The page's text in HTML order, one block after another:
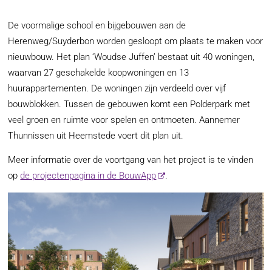
De voormalige school en bijgebouwen aan de
Herenweg/Suyderbon worden gesloopt om plaats te maken voor
nieuwbouw. Het plan ‘Woudse Juffen’ bestaat uit 40 woningen,
waarvan 27 geschakelde koopwoningen en 13
huurappartementen. De woningen zijn verdeeld over vijf
bouwblokken. Tussen de gebouwen komt een Polderpark met
veel groen en ruimte voor spelen en ontmoeten. Aannemer
Thunnissen uit Heemstede voert dit plan uit.
Meer informatie over de voortgang van het project is te vinden
opde projectenpagina in de BouwApp .